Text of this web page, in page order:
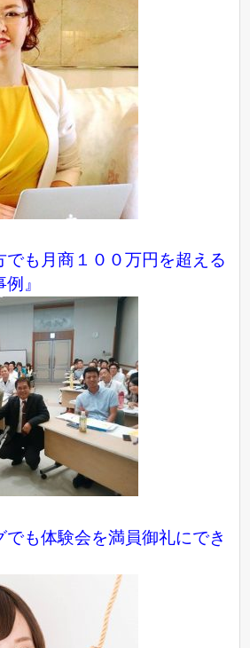
でも月商１００万円を超える
』
でも体験会を満員御礼にでき